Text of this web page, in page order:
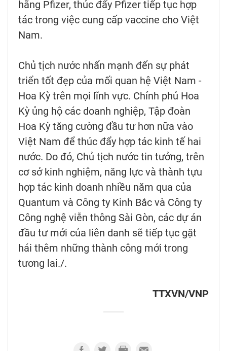
hãng Pfizer, thúc đẩy Pfizer tiếp tục hợp
tác trong việc cung cấp vaccine cho Việt
Nam.
Chủ tịch nước nhấn mạnh đến sự phát
triển tốt đẹp của mối quan hệ Việt Nam -
Hoa Kỳ trên mọi lĩnh vực. Chính phủ Hoa
Kỳ ủng hộ các doanh nghiệp, Tập đoàn
Hoa Kỳ tăng cường đầu tư hơn nữa vào
Việt Nam để thúc đẩy hợp tác kinh tế hai
nước. Do đó, Chủ tịch nước tin tưởng, trên
cơ sở kinh nghiệm, năng lực và thành tựu
hợp tác kinh doanh nhiều năm qua của
Quantum và Công ty Kinh Bắc và Công ty
Công nghệ viễn thông Sài Gòn, các dự án
đầu tư mới của liên danh sẽ tiếp tục gặt
hái thêm những thành công mới trong
tương lai./.
TTXVN/VNP